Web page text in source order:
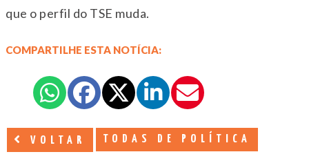
que o perfil do TSE muda.
COMPARTILHE ESTA NOTÍCIA:
VOLTAR TODAS DE POLÍTICA